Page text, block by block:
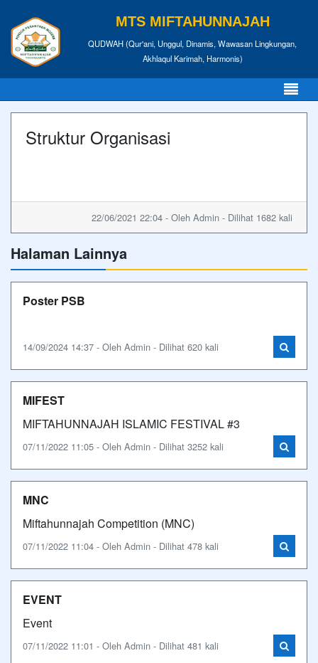
MTS MIFTAHUNNAJAH
QUDWAH (Qur'ani, Unggul, Dinamis, Wawasan Lingkungan,
Akhlaqul Karimah, Harmonis)
Struktur Organisasi
22/06/2021 22:04 - Oleh Admin - Dilihat 1682 kali
Halaman Lainnya
Poster PSB
14/09/2024 14:37 - Oleh Admin - Dilihat 620 kali
MIFEST
MIFTAHUNNAJAH ISLAMIC FESTIVAL #3
07/11/2022 11:05 - Oleh Admin - Dilihat 3252 kali
MNC
Miftahunnajah Competition (MNC)
07/11/2022 11:04 - Oleh Admin - Dilihat 478 kali
EVENT
Event
07/11/2022 11:01 - Oleh Admin - Dilihat 481 kali